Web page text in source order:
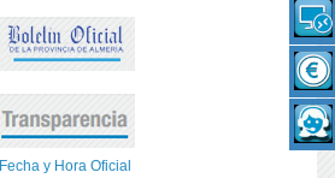
Fecha y Hora Oficial